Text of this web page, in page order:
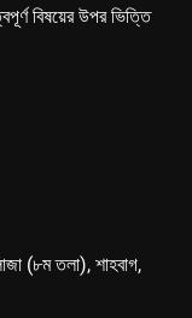
বিষয়ের উপর ভিত্তি
(৮ম তলা), শাহবাগ,